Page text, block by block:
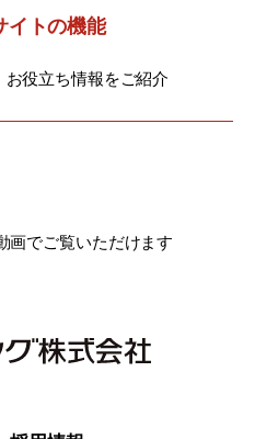
イトの機能
お役立ち情報をご紹介
画でご覧いただけます